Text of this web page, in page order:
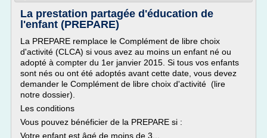
La prestation partagée d'éducation de
l'enfant (PREPARE)
La PREPARE remplace le Complément de libre choix
d'activité (CLCA) si vous avez au moins un enfant né ou
adopté à compter du 1er janvier 2015. Si tous vos enfants
sont nés ou ont été adoptés avant cette date, vous devez
demander le Complément de libre choix d'activité (lire
notre dossier).
Les conditions
Vous pouvez bénéficier de la PREPARE si :
Votre enfant est âgé de moins de 3...